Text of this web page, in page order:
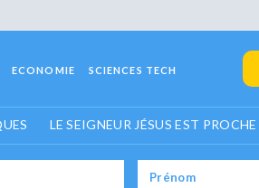
ECONOMIE SCIENCES TECH
LE SEIGNEUR JÉSUS EST PROCHE